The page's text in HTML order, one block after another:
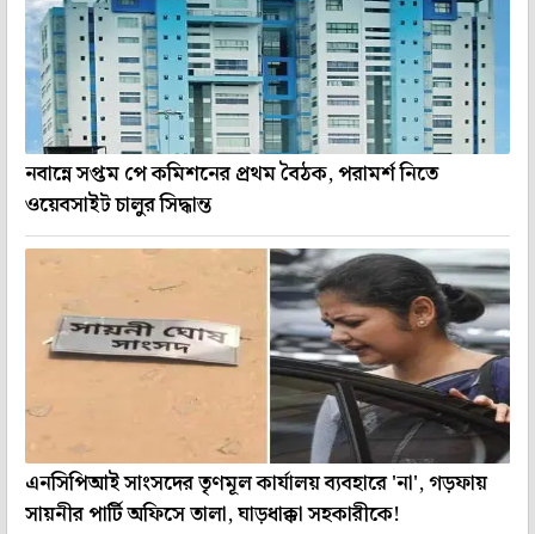
নবান্নে সপ্তম পে কমিশনের প্রথম বৈঠক, পরামর্শ নিতে
ওয়েবসাইট চালুর সিদ্ধান্ত
এনসিপিআই সাংসদের তৃণমূল কার্যালয় ব্যবহারে 'না', গড়ফায়
সায়নীর পার্টি অফিসে তালা, ঘাড়ধাক্কা সহকারীকে!